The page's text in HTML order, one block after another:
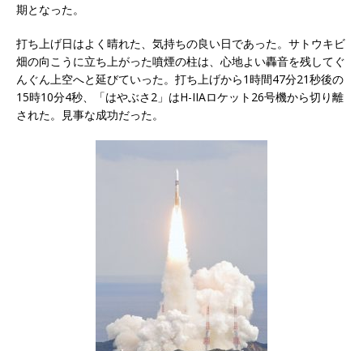
期となった。
打ち上げ日はよく晴れた、気持ちの良い日であった。サトウキビ
畑の向こうに立ち上がった噴煙の柱は、心地よい轟音を残してぐ
んぐん上空へと延びていった。打ち上げから1時間47分21秒後の
15時10分4秒、「はやぶさ2」はH-IIAロケット26号機から切り離
された。見事な成功だった。